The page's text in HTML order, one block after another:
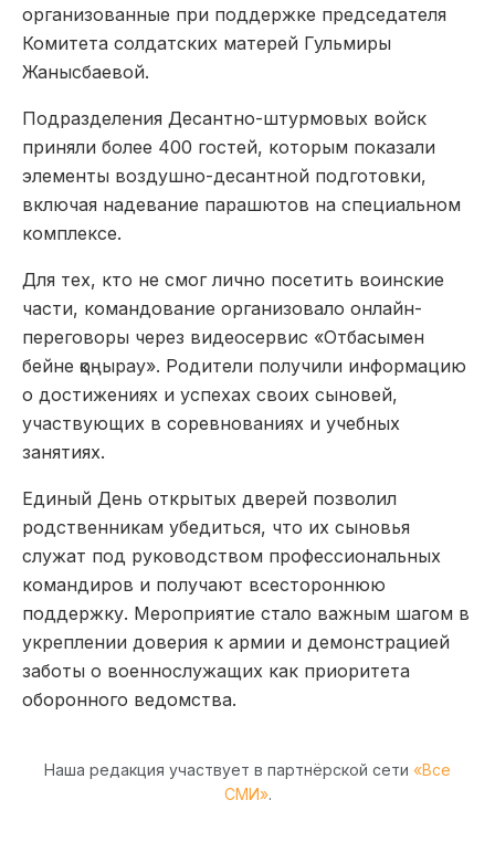
организованные при поддержке председателя
Комитета солдатских матерей Гульмиры
Жанысбаевой.
Подразделения Десантно-штурмовых войск
приняли более 400 гостей, которым показали
элементы воздушно-десантной подготовки,
включая надевание парашютов на специальном
комплексе.
Для тех, кто не смог лично посетить воинские
части, командование организовало онлайн-
переговоры через видеосервис «Отбасымен
бейне қоңырау». Родители получили информацию
о достижениях и успехах своих сыновей,
участвующих в соревнованиях и учебных
занятиях.
Единый День открытых дверей позволил
родственникам убедиться, что их сыновья
служат под руководством профессиональных
командиров и получают всестороннюю
поддержку. Мероприятие стало важным шагом в
укреплении доверия к армии и демонстрацией
заботы о военнослужащих как приоритета
оборонного ведомства.
Наша редакция участвует в партнёрской сети «Все
СМИ».